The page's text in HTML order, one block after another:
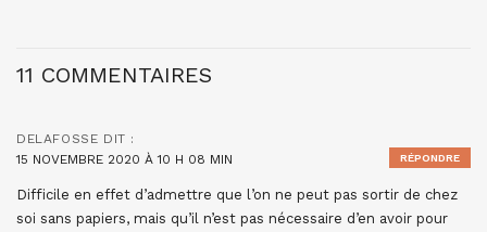
11 COMMENTAIRES
DELAFOSSE DIT :
15 NOVEMBRE 2020 À 10 H 08 MIN
Difficile en effet d’admettre que l’on ne peut pas sortir de chez
soi sans papiers, mais qu’il n’est pas nécessaire d’en avoir pour
RÉPONDRE